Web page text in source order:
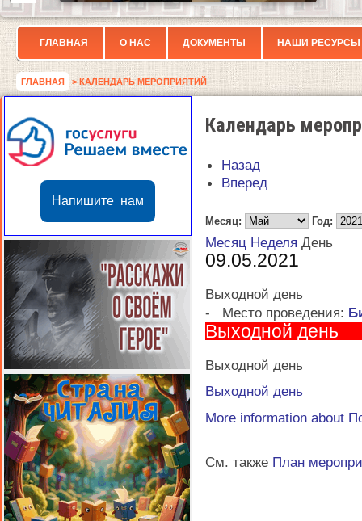
ГЛАВНАЯ О НАС ДОКУМЕНТЫ НАШИ РЕСУРСЫ
ГЛАВНАЯ > КАЛЕНДАРЬ МЕРОПРИЯТИЙ
Напишите нам
Календарь
Назад
Вперед
Месяц: Год:
Месяц Неделя День
09.05.2021
Выходной день
-
Место проведения:
Выходной день
Выходной день
Выходной день
More information about
См. также План